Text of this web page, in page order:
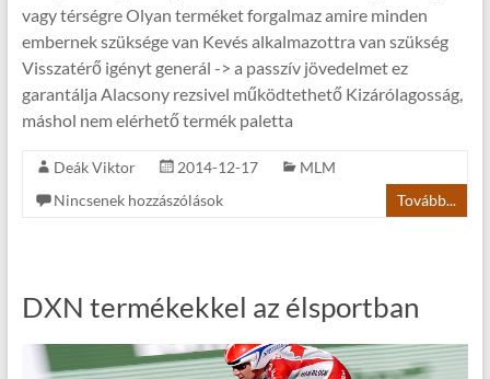
vagy térségre Olyan terméket forgalmaz amire minden
embernek szüksége van Kevés alkalmazottra van szükség
Visszatérő igényt generál -> a passzív jövedelmet ez
garantálja Alacsony rezsivel működtethető Kizárólagosság,
máshol nem elérhető termék paletta
Deák Viktor 2014-12-17
MLM
Nincsenek hozzászólások
Tovább...
DXN termékekkel az élsportban